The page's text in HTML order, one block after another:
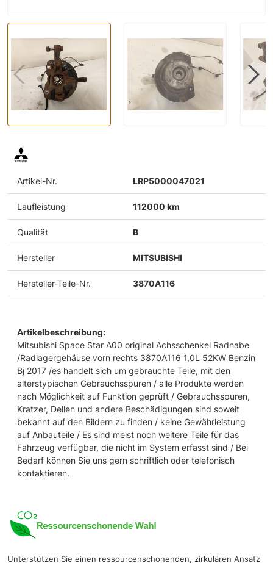
Artikel-Nr. LRP5000047021
Laufleistung 112000 km
Qualität B
Hersteller MITSUBISHI
Hersteller-Teile-Nr. 3870A116
Artikelbeschreibung:
Mitsubishi Space Star A00 original Achsschenkel Radnabe
/Radlagergehäuse vorn rechts 3870A116 1,0L 52KW Benzin
Bj 2017 /es handelt sich um gebrauchte Teile, mit den
alterstypischen Gebrauchsspuren / alle Produkte werden
nach Möglichkeit auf Funktion geprüft / Gebrauchsspuren,
Kratzer, Dellen und andere Beschädigungen sind soweit
bekannt auf den Bildern zu finden / keine Gewährleistung
auf Anbauteile / Es sind meist noch weitere Teile für das
Fahrzeug verfügbar, die nicht im System erfasst sind / Bei
Bedarf können Sie uns gern schriftlich oder telefonisch
kontaktieren.
Unterstützen Sie einen ressourcenschonenden, zirkulären Ansatz